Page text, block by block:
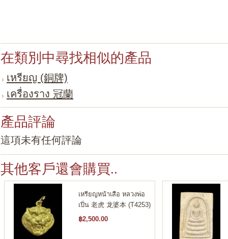
在類別中尋找相似的產品
เหรียญ (銅牌)
เครื่องราง 冠蘭
產品評論
這項未有任何評論
其他客戶還會購買..
เหรียญหน้าเสือ หลวงพ่อ
เปิ่น 老虎 龙婆本 (T4253)
฿2,500.00